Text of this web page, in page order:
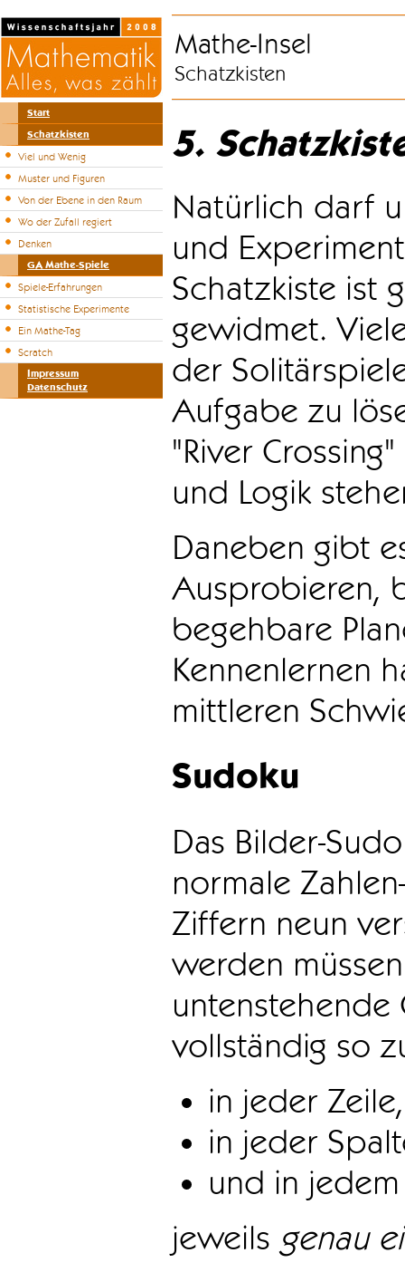
Start
Schatzkisten
Viel und Wenig
Muster und Figuren
Von der Ebene in den Raum
Wo der Zufall regiert
Denken
GA Mathe-Spiele
Spiele-Erfahrungen
Statistische Experimente
Ein Mathe-Tag
Scratch
Impressum
Datenschutz
Mathe-Insel
Schatzkisten
5.
Natürlich darf
und
Schatzkiste ist
gewidmet.
der
Aufgabe zu
"River
und Logik
Daneben gibt
Ausprobieren,
begehbare
Kennenlernen
mittleren
Sudoku
Das Bilder-
normale
Ziffern neun
werden
vollständig so
in jeder Zeile,
in jeder
und in
jeweils genau